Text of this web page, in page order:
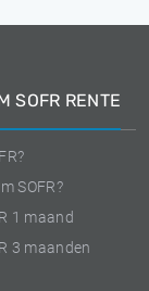
SOFR RENTE
SOFR?
1 maand
3 maanden